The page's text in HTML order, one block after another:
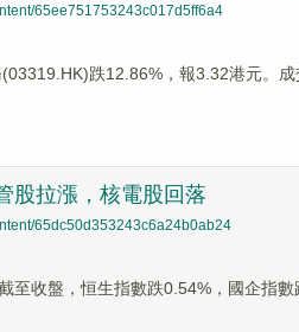
65ee751753243c017d5ff6a4
(03319.HK)跌12.86%，報3.32港元。
股拉漲，核電股回落
65dc50d353243c6a24b0ab24
至收盤，恒生指數跌0.54%，國企指